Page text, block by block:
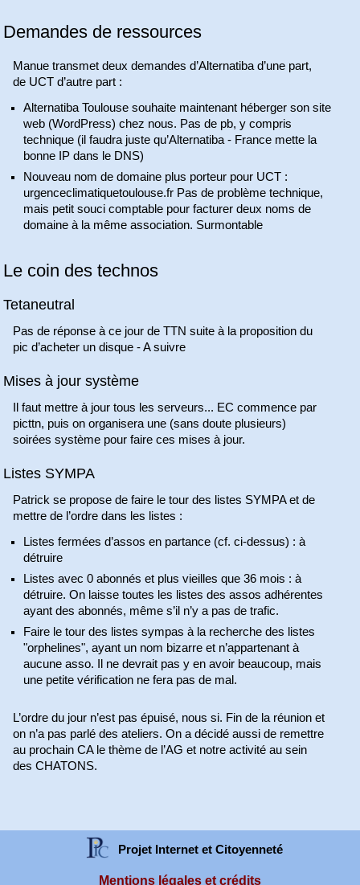
Demandes de ressources
Manue transmet deux demandes d’Alternatiba d’une part,
de UCT d’autre part :
Alternatiba Toulouse souhaite maintenant héberger son site
web (WordPress) chez nous. Pas de pb, y compris
technique (il faudra juste qu’Alternatiba - France mette la
bonne IP dans le DNS)
Nouveau nom de domaine plus porteur pour UCT :
urgenceclimatiquetoulouse.fr Pas de problème technique,
mais petit souci comptable pour facturer deux noms de
domaine à la même association. Surmontable
Le coin des technos
Tetaneutral
Pas de réponse à ce jour de TTN suite à la proposition du
pic d’acheter un disque - A suivre
Mises à jour système
Il faut mettre à jour tous les serveurs... EC commence par
picttn, puis on organisera une (sans doute plusieurs)
soirées système pour faire ces mises à jour.
Listes SYMPA
Patrick se propose de faire le tour des listes SYMPA et de
mettre de l’ordre dans les listes :
Listes fermées d’assos en partance (cf. ci-dessus) : à
détruire
Listes avec 0 abonnés et plus vieilles que 36 mois : à
détruire. On laisse toutes les listes des assos adhérentes
ayant des abonnés, même s’il n’y a pas de trafic.
Faire le tour des listes sympas à la recherche des listes
"orphelines", ayant un nom bizarre et n’appartenant à
aucune asso. Il ne devrait pas y en avoir beaucoup, mais
une petite vérification ne fera pas de mal.
L’ordre du jour n’est pas épuisé, nous si. Fin de la réunion et
on n’a pas parlé des ateliers. On a décidé aussi de remettre
au prochain CA le thème de l’AG et notre activité au sein
des CHATONS.
Projet Internet et Citoyenneté
Mentions légales et crédits